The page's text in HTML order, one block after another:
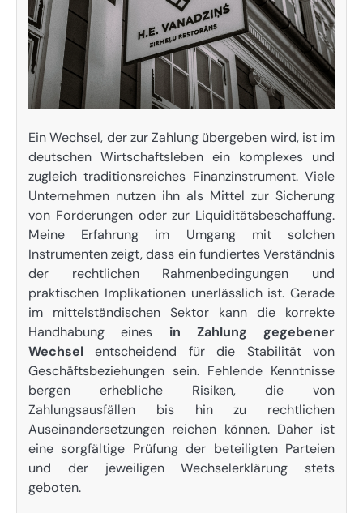
Ein Wechsel, der zur Zahlung übergeben wird, ist im
deutschen Wirtschaftsleben ein komplexes und
zugleich traditionsreiches Finanzinstrument. Viele
Unternehmen nutzen ihn als Mittel zur Sicherung
von Forderungen oder zur Liquiditätsbeschaffung.
Meine Erfahrung im Umgang mit solchen
Instrumenten zeigt, dass ein fundiertes Verständnis
der rechtlichen Rahmenbedingungen und
praktischen Implikationen unerlässlich ist. Gerade
im mittelständischen Sektor kann die korrekte
Handhabung eines in Zahlung gegebener
Wechsel entscheidend für die Stabilität von
Geschäftsbeziehungen sein. Fehlende Kenntnisse
bergen erhebliche Risiken, die von
Zahlungsausfällen bis hin zu rechtlichen
Auseinandersetzungen reichen können. Daher ist
eine sorgfältige Prüfung der beteiligten Parteien
und der jeweiligen Wechselerklärung stets
geboten.